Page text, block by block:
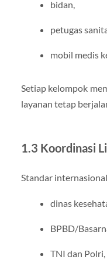
bidan,
petugas
mobil medis
Setiap kelompok
layanan tetap
1.3 Koordinasi
Standar
dinas
BPBD/
TNI dan Polri,